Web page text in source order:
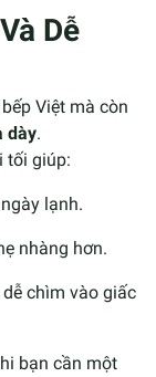
Dễ
Việt mà còn
dày.
tối giúp:
lạnh.
nhàng hơn.
chìm vào giấc
bạn cần một